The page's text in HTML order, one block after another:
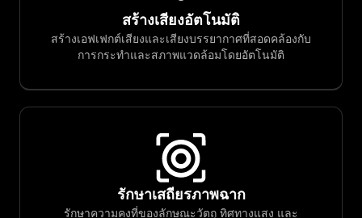
สร้างเสียงอัตโนมัติ
สร้างเอฟเฟกต์เสียงและเสียงบรรยากาศที่สอดคล้องกับ
การกระทำและสภาพแวดล้อมโดยอัตโนมัติ
รักษาเสถียรภาพฉาก
รักษาความคงที่ของลักษณะวัตถุ ทิศทางแสง และ